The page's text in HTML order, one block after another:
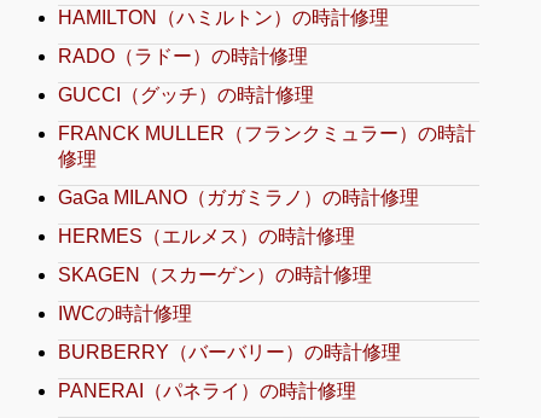
HAMILTON（ハミルトン）の時計修理
RADO（ラドー）の時計修理
GUCCI（グッチ）の時計修理
FRANCK MULLER（フランクミュラー）の時計
修理
GaGa MILANO（ガガミラノ）の時計修理
HERMES（エルメス）の時計修理
SKAGEN（スカーゲン）の時計修理
IWCの時計修理
BURBERRY（バーバリー）の時計修理
PANERAI（パネライ）の時計修理